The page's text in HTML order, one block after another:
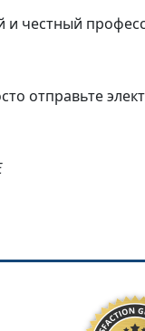
и честный
отправьте